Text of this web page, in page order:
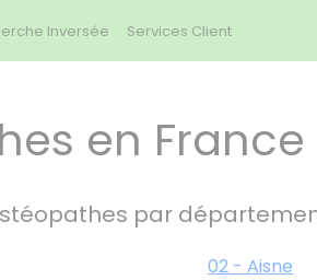
Inversée Services Client
en France
par
02 - Aisne